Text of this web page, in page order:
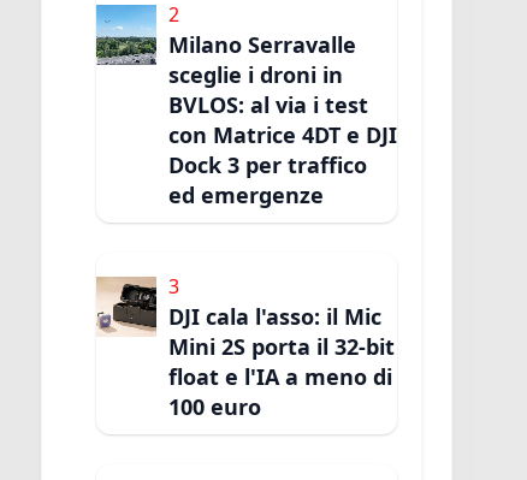
2
Milano Serravalle
sceglie i droni in
BVLOS: al via i test
con Matrice 4DT e DJI
Dock 3 per traffico
ed emergenze
3
DJI cala l'asso: il Mic
Mini 2S porta il 32-bit
float e l'IA a meno di
100 euro